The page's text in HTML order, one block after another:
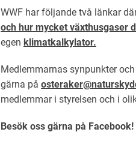
WWF har följande två länkar
och hur mycket växthusgaser
egen klimatkalkylator.
Medlemmarnas synpunkter
gärna på
medlemmar i styrelsen och i
Besök oss gärna på Facebook!